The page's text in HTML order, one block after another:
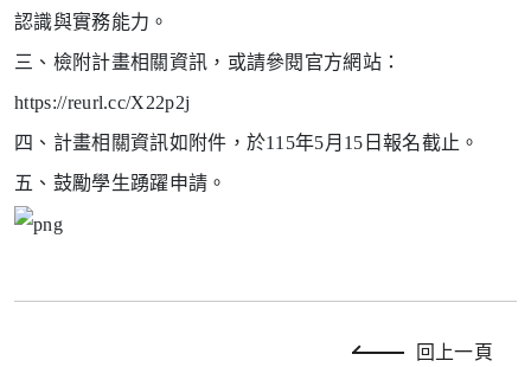
認識與實務能力。
三、檢附計畫相關資訊，或請參閱官方網站：
https://reurl.cc/X22p2j
四、計畫相關資訊如附件，於115年5月15日報名截止。
五、鼓勵學生踴躍申請。
回上一頁